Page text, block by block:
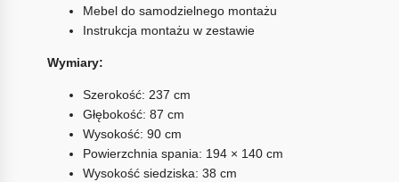
Mebel do samodzielnego montażu
Instrukcja montażu w zestawie
Wymiary:
Szerokość: 237 cm
Głębokość: 87 cm
Wysokość: 90 cm
Powierzchnia spania: 194 × 140 cm
Wysokość siedziska: 38 cm